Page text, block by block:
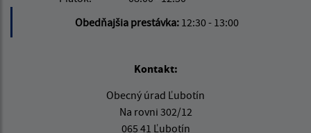
Obedňajšia prestávka: 12:30 - 13:00
Kontakt:
Obecný úrad Ľubotín
Na rovni 302/12
065 41 Ľubotín